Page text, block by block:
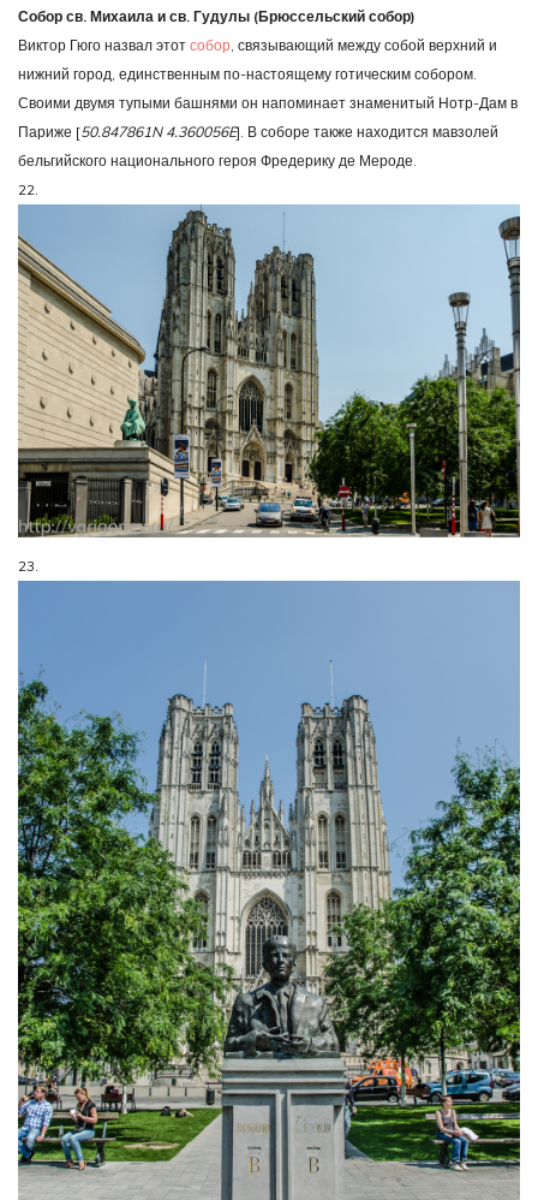
Собор св. Михаила и св. Гудулы (Брюссельский собор)
Виктор Гюго назвал этот собор, связывающий между собой верхний и
нижний город, единственным по-настоящему готическим собором.
Своими двумя тупыми башнями он напоминает знаменитый Нотр-Дам в
Париже [50.847861N 4.360056E]. В соборе также находится мавзолей
бельгийского национального героя Фредерику де Мероде.
22.
23.